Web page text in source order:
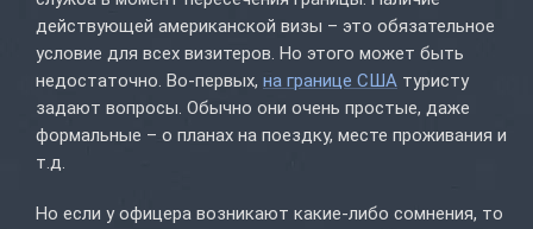
действующей американской визы – это обязательное
условие для всех визитеров. Но этого может быть
недостаточно. Во-первых, на границе США туристу
задают вопросы. Обычно они очень простые, даже
формальные – о планах на поездку, месте проживания и
т.д.
Но если у офицера возникают какие-либо сомнения, то